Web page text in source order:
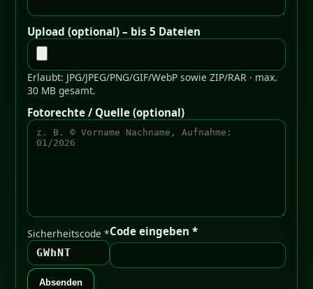
Upload (optional) – bis 5 Dateien
Erlaubt: JPG/JPEG/PNG/GIF/WebP sowie ZIP/RAR · max.
30 MB gesamt.
Fotorechte / Quelle (optional)
Sicherheitscode *
GWhNT
Code eingeben *
Absenden